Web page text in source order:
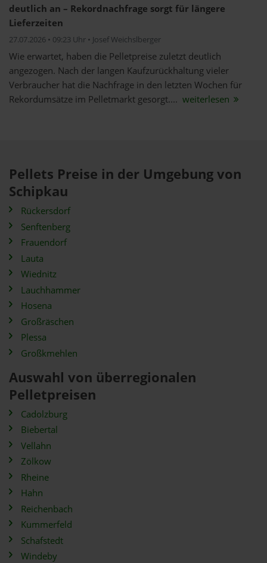
deutlich an – Rekordnachfrage sorgt für längere
Lieferzeiten
27.07.2026 • 09:23 Uhr • Josef Weichslberger
Wie erwartet, haben die Pelletpreise zuletzt deutlich
angezogen. Nach der langen Kaufzurückhaltung vieler
Verbraucher hat die Nachfrage in den letzten Wochen für
Rekordumsätze im Pelletmarkt gesorgt.... weiterlesen
Pellets Preise in der Umgebung von
Schipkau
Rückersdorf
Senftenberg
Frauendorf
Lauta
Wiednitz
Lauchhammer
Hosena
Großräschen
Plessa
Großkmehlen
Auswahl von überregionalen
Pelletpreisen
Cadolzburg
Biebertal
Vellahn
Zölkow
Rheine
Hahn
Reichenbach
Kummerfeld
Schafstedt
Windeby